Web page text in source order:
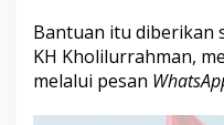
i
h
o
Bantuan itu diberikan
KH Kholilurrahman,
melalui pesan